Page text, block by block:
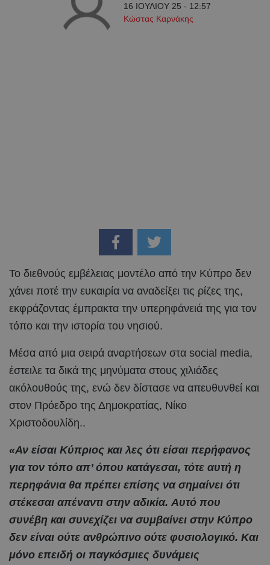
16 ΙΟΥΛΙΟΥ 25 - 12:57
Κώστας Καρνάκης
Το διεθνούς εμβέλειας μοντέλο από την Κύπρο δεν
χάνει ποτέ την ευκαιρία να αναδείξει τις ρίζες της,
εκφράζοντας έμπρακτα την υπερηφάνειά της για τον
τόπο και την ιστορία του νησιού.
Μέσα από μια σειρά αναρτήσεων στα social media,
έστειλε τα δικά της μηνύματα στους χιλιάδες
ακόλουθούς της, ενώ δεν δίστασε να απευθυνθεί και
στον Πρόεδρο της Δημοκρατίας, Νίκο
Χριστοδουλίδη..
«Αν είσαι Κύπριος και λες ότι είσαι περήφανος
για τον τόπο απ’ όπου κατάγεσαι, τότε αυτή η
περηφάνια θα πρέπει επίσης να σημαίνει ότι
στέκεσαι απέναντι στην αδικία. Αυτό που
συνέβη και συνεχίζει να συμβαίνει στην Κύπρο
δεν είναι ούτε ανθρώπινο ούτε φυσιολογικό. Και
μόνο επειδή οι παγκόσμιες δυνάμεις